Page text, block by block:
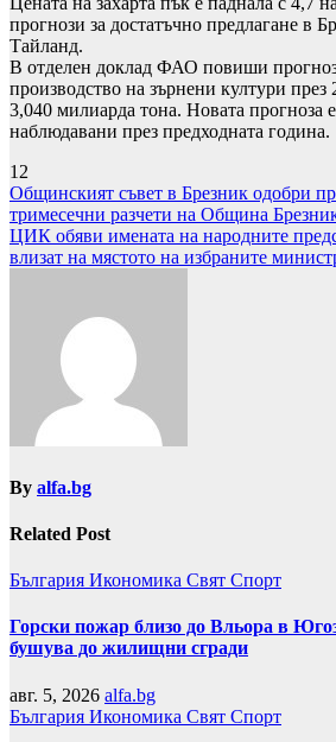
прогнози за достатъчно предлагане в
Тайланд.
В отделен доклад ФАО повиши
производство на зърнени култури през
3,040 милиарда тона. Новата прогноза
наблюдавани през предходната година.
12
Навигация
Общинският съвет в Брезник одобри
тримесечни разчети на Община
ЦИК обяви имената на народните
влизат на мястото на избраните
By alfa.bg
Related Post
България Икономика Свят Спорт
Горски пожар близо до Вльора в
бушува до жилищни сгради
авг. 5, 2026 alfa.bg
България Икономика Свят Спорт